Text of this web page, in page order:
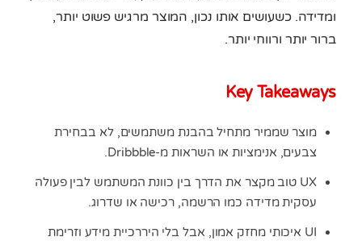
ומדידה. כשעושים אותו נכון, המוצר מרגיש פשוט יותר,
ברור יותר ורווחי יותר.
Key Takeaways
מוצר שממיר מתחיל בהבנת משתמשים, לא בבחירת
צבעים, אנימציות או השראות מ-Dribbble.
UX טוב מקצר את הדרך בין כוונת המשתמש לבין פעולה
עסקית מדידה כמו הרשמה, רכישה או שדרוג.
UI איכותי מחזק אמון, אבל בלי היררכיית מידע וזרימת